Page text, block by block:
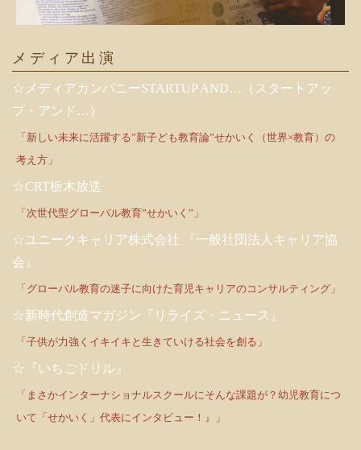
メディア出演
☆メディアカンパニーSTARTUP AND…（スタートアッ
プ・アンド…）
「新しい未来に活躍する”新子ども教育論”せかいく（世界×教育）の
考え方」
☆CRT栃木放送
「次世代型グローバル教育”せかいく”」
☆ユニークキャリア株式会社 『一般社団法人キャリア協
会』
「グローバル教育の迷子に向けた育児キャリアのコンサルティング」
☆新時代創造マガジン『リライズ・ニュース』
「子供が力強くイキイキと生きていける社会を創る」
☆『いちごドリル』
「まさかインターナショナルスクールにそんな課題が？幼児教育につ
いて「せかいく」代表にインタビュー！』」